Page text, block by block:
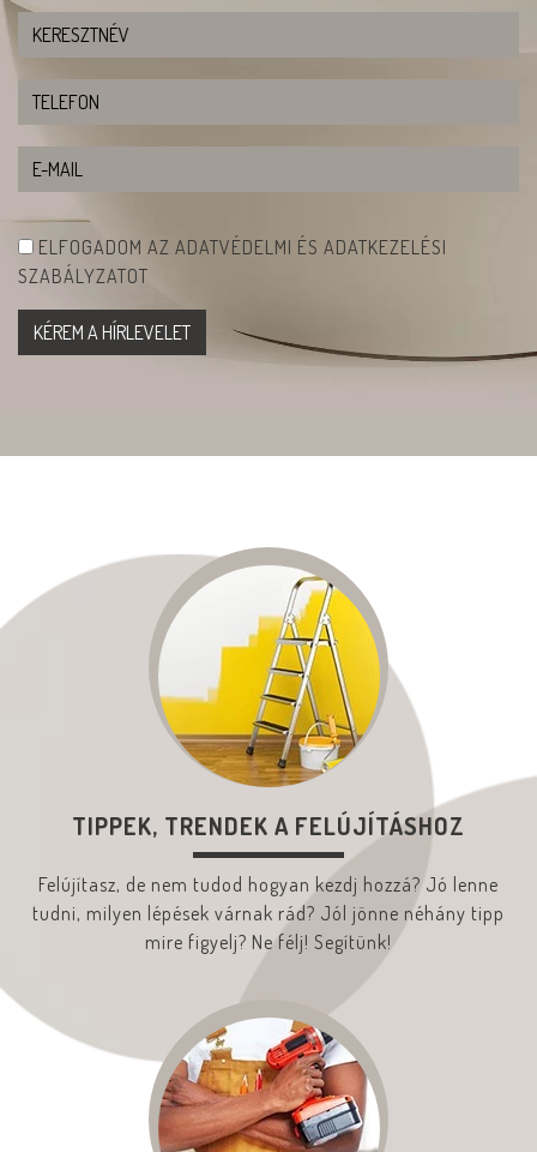
ELFOGADOM AZ ADATVÉDELMI ÉS ADATKEZELÉSI
SZABÁLYZATOT
TIPPEK, TRENDEK A FELÚJÍTÁSHOZ
Felújítasz, de nem tudod hogyan kezdj hozzá? Jó lenne
tudni, milyen lépések várnak rád? Jól jönne néhány tipp
mire figyelj? Ne félj! Segítünk!